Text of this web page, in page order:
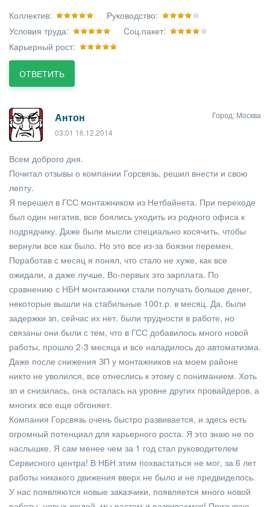
Коллектив:
Руководство:
Условия труда:
Соц.пакет:
Карьерный рост:
ОТВЕТИТЬ
Антон
03:01 16.12.2014
Город: Москва
Всем доброго дня.
Почитал отзывы о компании Горсвязь, решил внести и свою
лепту.
Я перешел в ГСС монтажником из Нетбайнета. При переходе
был один негатив, все боялись уходить из родного офиса к
подрядчику. Даже были мысли специально косячить, чтобы
вернули все как было. Но это все из-за боязни перемен.
Поработав с месяц я понял, что стало не хуже, как все
ожидали, а даже лучше. Во-первых это зарплата. По
сравнению с НБН монтажники стали получать больше денег,
некоторые вышли на стабильные 100т.р. в месяц. Да, были
задержки зп, сейчас их нет. были трудности в работе, но
связаны они были с тем, что в ГСС добавилось много новой
работы, прошло 2-3 месяца и все наладилось до автоматизма.
Даже после снижения ЗП у монтажников на моем районе
никто не уволился, все отнеслись к этому с пониманием. Хоть
зп и снизилась, она осталась на уровне других провайдеров, а
многих все еще обгоняет.
Компания Горсвязь очень быстро развивается, и здесь есть
огромный потенциал для карьерного роста. Я это знаю не по
наслышке. Я сам менее чем за 1 год стал руководителем
Сервисного центра! В НБН этим похвастаться не мог, за 6 лет
работы никакого движения вверх не было и не предвиделось.
У нас появляются новые заказчики, появляется много новой